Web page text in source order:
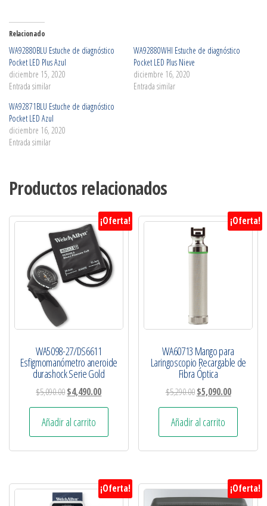
Relacionado
WA92880BLU Estuche de diagnóstico
Pocket LED Plus Azul
diciembre 15, 2020
Entrada similar
WA92880WHI Estuche de diagnóstico
Pocket LED Plus Nieve
diciembre 16, 2020
Entrada similar
WA92871BLU Estuche de diagnóstico
Pocket LED Azul
diciembre 16, 2020
Entrada similar
Productos relacionados
¡Oferta!
WA5098-27/DS6611
Esfigmomanómetro aneroide
durashock Serie Gold
$5,090.00$4,490.00
Añadir al carrito
¡Oferta!
WA60713 Mango para
Laringoscopio Recargable de
Fibra Óptica
$5,290.00 $5,090.00
Añadir al carrito
¡Oferta! ¡Oferta!